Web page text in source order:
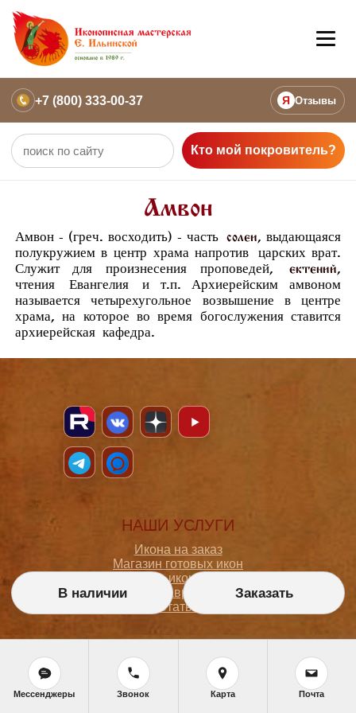
+7 (800) 333-00-37 Я Отзывы
Кто мой покровитель?
Амвон
Амвон - (греч. восходить) - частьсолеи, выдающаяся
полукружием в центр храма напротив царских врат.
Служит для произнесения проповедей,ектений,
чтения Евангелияи т.п. Архиерейским амвоном
называется четырехугольное возвышение в центре
храма, на которое во время богослужения ставится
архиерейская кафедра.
НАШИ УСЛУГИ
Икона на заказ
Магазин готовых икон
Школа иконописи
Реставрация
Статьи
ПОКУПАТЕЛЮ
О мастерской
Как сделать заказ
В наличии Заказать
Мессенджеры Звонок Карта Почта